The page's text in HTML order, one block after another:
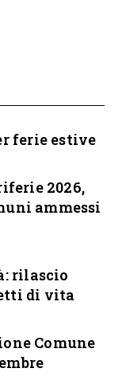
ferie estive
2026,
ammessi
rilascio
di vita
Comune